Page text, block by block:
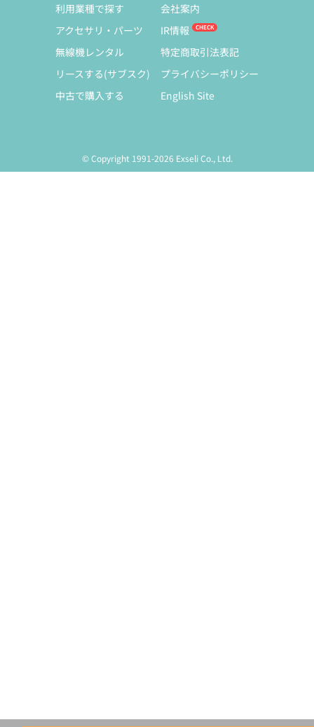
利用業種で探す
アクセサリ・パーツ
無線機レンタル
リースする(サブスク)
中古で購入する
会社案内
IR情報
特定商取引法表記
プライバシーポリシー
English Site
© Copyright 1991-2026 Exseli Co., Ltd.